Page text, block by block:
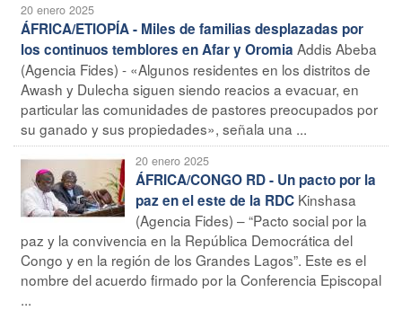
20 enero 2025
ÁFRICA/ETIOPÍA - Miles de familias desplazadas por
los continuos temblores en Afar y Oromia Addis Abeba
(Agencia Fides) - «Algunos residentes en los distritos de
Awash y Dulecha siguen siendo reacios a evacuar, en
particular las comunidades de pastores preocupados por
su ganado y sus propiedades», señala una ...
20 enero 2025
ÁFRICA/CONGO RD - Un pacto por la
paz en el este de la RDC Kinshasa
(Agencia Fides) – “Pacto social por la
paz y la convivencia en la República Democrática del
Congo y en la región de los Grandes Lagos”. Este es el
nombre del acuerdo firmado por la Conferencia Episcopal
...